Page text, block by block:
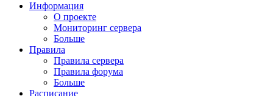
Информация
О проекте
Мониторинг сервера
Больше
Правила
Правила сервера
Правила форума
Больше
Расписание